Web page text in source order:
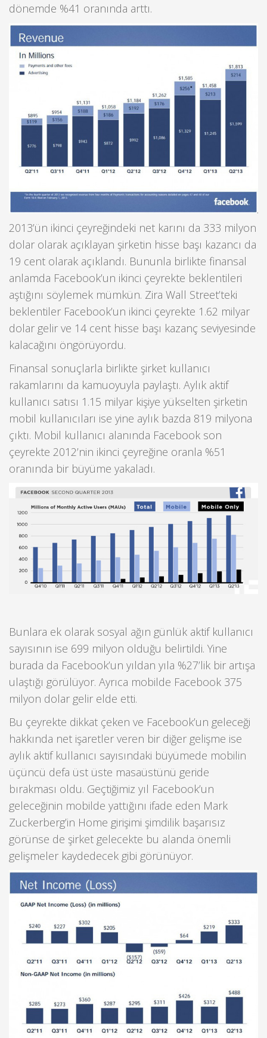
dönemde %41 oranında arttı.
2013’ün ikinci çeyreğindeki net karını da 333 milyon
dolar olarak açıklayan şirketin hisse başı kazancı da
19 cent olarak açıklandı. Bununla birlikte finansal
anlamda Facebook’un ikinci çeyrekte beklentileri
aştığını söylemek mümkün. Zira Wall Street’teki
beklentiler Facebook’un ikinci çeyrekte 1.62 milyar
dolar gelir ve 14 cent hisse başı kazanç seviyesinde
kalacağını öngörüyordu.
Finansal sonuçlarla birlikte şirket kullanıcı
rakamlarını da kamuoyuyla paylaştı. Aylık aktif
kullanıcı satısı 1.15 milyar kişiye yükselten şirketin
mobil kullanıcıları ise yine aylık bazda 819 milyona
çıktı. Mobil kullanıcı alanında Facebook son
çeyrekte 2012’nin ikinci çeyreğine oranla %51
oranında bir büyüme yakaladı.
Bunlara ek olarak sosyal ağın günlük aktif kullanıcı
sayısının ise 699 milyon olduğu belirtildi. Yine
burada da Facebook’un yıldan yıla %27’lik bir artışa
ulaştığı görülüyor. Ayrıca mobilde Facebook 375
milyon dolar gelir elde etti.
Bu çeyrekte dikkat çeken ve Facebook’un geleceği
hakkında net işaretler veren bir diğer gelişme ise
aylık aktif kullanıcı sayısındaki büyümede mobilin
üçüncü defa üst üste masaüstünü geride
bırakması oldu. Geçtiğimiz yıl Facebook’un
geleceğinin mobilde yattığını ifade eden Mark
Zuckerberg’in Home girişimi şimdilik başarısız
görünse de şirket gelecekte bu alanda önemli
gelişmeler kaydedecek gibi görünüyor.